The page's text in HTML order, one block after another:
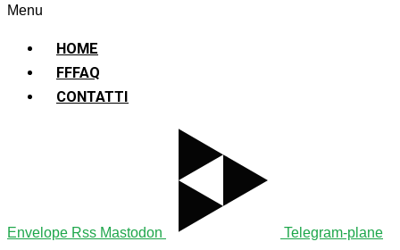
Menu
HOME
FFFAQ
CONTATTI
Envelope Rss Mastodon
Telegram-plane